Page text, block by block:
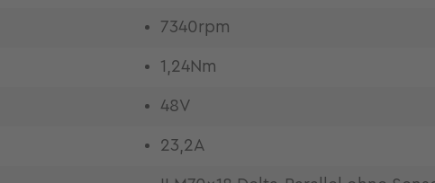
7340rpm
1,24Nm
48V
23,2A